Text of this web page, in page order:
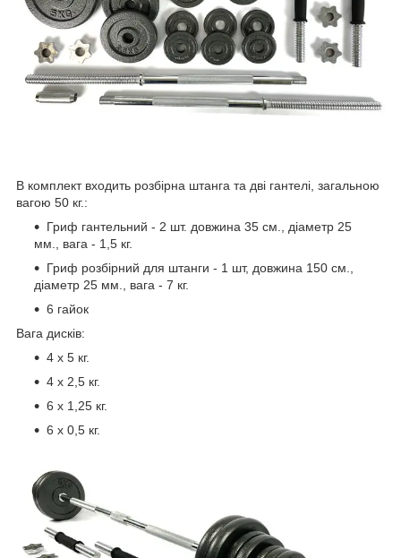
В комплект входить розбірна штанга та дві гантелі, загальною
вагою 50 кг.:
Гриф гантельний - 2 шт. довжина 35 см., діаметр 25
мм., вага - 1,5 кг.
Гриф розбірний для штанги - 1 шт, довжина 150 см.,
діаметр 25 мм., вага - 7 кг.
6 гайок
Вага дисків:
4 x 5 кг.
4 х 2,5 кг.
6 x 1,25 кг.
6 х 0,5 кг.